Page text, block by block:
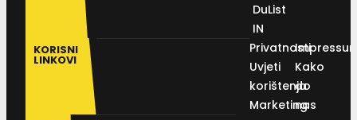
DuList
IN
KORISNI
LINKOVI
Privatnosti
Uvjeti
korištenja
Marketing
Kako
do
nas